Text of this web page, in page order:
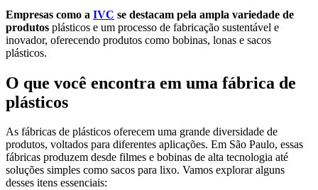
Empresas como a IVC se destacam pela ampla variedade de
produtos plásticos e um processo de fabricação sustentável e
inovador, oferecendo produtos como bobinas, lonas e sacos
plásticos.
O que você encontra em uma fábrica de
plásticos
As fábricas de plásticos oferecem uma grande diversidade de
produtos, voltados para diferentes aplicações. Em São Paulo, essas
fábricas produzem desde filmes e bobinas de alta tecnologia até
soluções simples como sacos para lixo. Vamos explorar alguns
desses itens essenciais: